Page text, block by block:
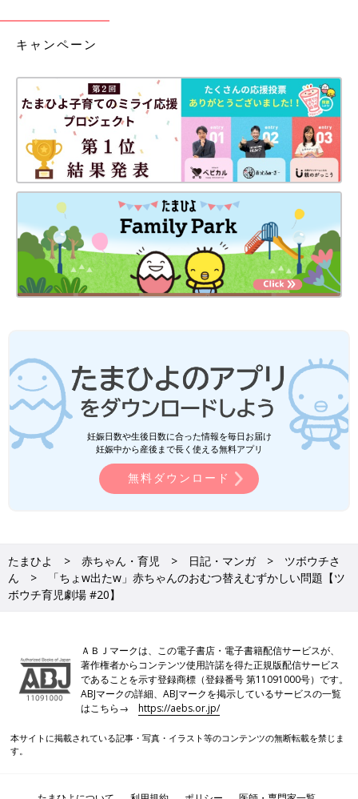
キャンペーン
妊娠日数や生後日数に合った情報を毎日お届け
妊娠中から産後まで長く使える無料アプリ
無料ダウンロード
たまひよ 赤ちゃん・育児 日記・マンガ
ツボウチさ
ん
「ちょw出たw」赤ちゃんのおむつ替えむずかしい問題【ツ
ボウチ育児劇場 #20】
ＡＢＪマークは、この電子書店・電子書籍配信サービスが、
著作権者からコンテンツ使用許諾を得た正規版配信サービス
であることを示す登録商標（登録番号 第11091000号）です。
ABJマークの詳細、ABJマークを掲示しているサービスの一覧
はこちら→https://aebs.or.jp/
本サイトに掲載されている記事・写真・イラスト等のコンテンツの無断転載を禁じま
す。